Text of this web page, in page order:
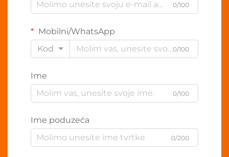
0/100
Mobilni/WhatsApp
Kod
0/100
Ime
0/100
Ime poduzeća
0/200